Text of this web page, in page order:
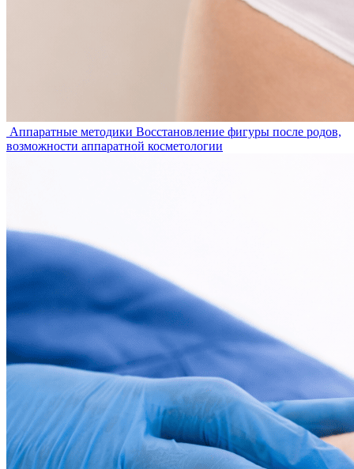
Аппаратные методики Восстановление фигуры после родов,
возможности аппаратной косметологии